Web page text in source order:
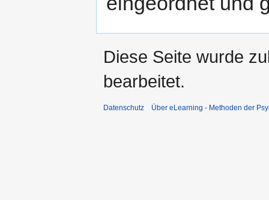
Diese Seite wurde
bearbeitet.
Datenschutz Über eLearning - Methoden der